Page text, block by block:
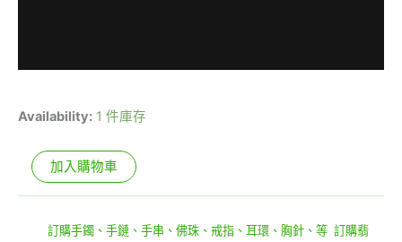
Availability: 1 件庫存
加入購物車
訂購手鐲、手鏈、手串、佛珠、戒指、耳環、胸針、等 訂購翡